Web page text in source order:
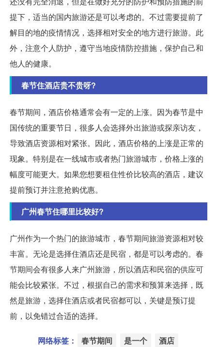
提下，适当的国内旅游还是可以考虑的。不过需要提前了
解目的地的疫情情况，选择相对安全的地方进行旅游。此
外，注意个人防护，遵守当地疫情防控措施，保护自己和
他人的健康。
春节住酒店贵不贵呀?
春节期间，酒店价格通常会有一定的上涨。因为春节是中
国传统的重要节日，很多人会选择外出旅游或探亲访友，
导致酒店资源相对紧张。因此，酒店价格的上涨是正常的
现象。特别是在一线城市或者热门旅游城市，价格上涨的
幅度可能更大。如果您想要租住性价比较高的酒店，建议
提前预订并注意抢购优惠。
广州春节住哪里比较好?
广州作为一个热门的旅游城市，春节期间旅游资源相对较
丰富。无论是选择住酒店还是民宿，都是可以考虑的。春
节期间会有很多人来广州旅游，所以酒店和民宿的供应可
能会比较紧张。不过，根据自己的需求和预算来选择，既
然是旅游，选择住酒店或者民宿都可以，关键是预订提
前，以免错过合适的选择。
网络标签： 春节期间 是一个 酒店